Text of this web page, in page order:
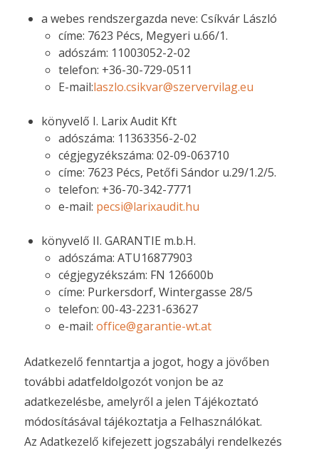
a webes rendszergazda neve: Csíkvár László
címe: 7623 Pécs, Megyeri u.66/1.
adószám: 11003052-2-02
telefon: +36-30-729-0511
E-mail:laszlo.csikvar@szervervilag.eu
könyvelő I. Larix Audit Kft
adószáma: 11363356-2-02
cégjegyzékszáma: 02-09-063710
címe: 7623 Pécs, Petőfi Sándor u.29/1.2/5.
telefon: +36-70-342-7771
e-mail: pecsi@larixaudit.hu
könyvelő II. GARANTIE m.b.H.
adószáma: ATU16877903
cégjegyzékszám: FN 126600b
címe: Purkersdorf, Wintergasse 28/5
telefon: 00-43-2231-63627
e-mail: office@garantie-wt.at
Adatkezelő fenntartja a jogot, hogy a jövőben
további adatfeldolgozót vonjon be az
adatkezelésbe, amelyről a jelen Tájékoztató
módosításával tájékoztatja a Felhasználókat.
Az Adatkezelő kifejezett jogszabályi rendelkezés